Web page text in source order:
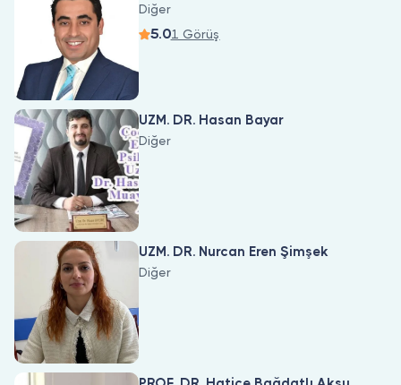
Diğer
5.01 Görüş
UZM. DR. Hasan Bayar
Diğer
UZM. DR. Nurcan Eren Şimşek
Diğer